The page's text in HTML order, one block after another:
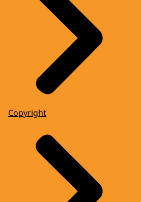
Copyright